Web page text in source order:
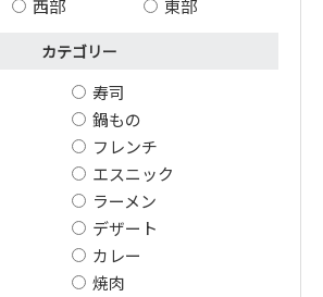
西部 東部
カテゴリー
寿司
鍋もの
フレンチ
エスニック
ラーメン
デザート
カレー
焼肉